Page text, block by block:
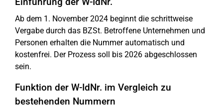
Ab dem 1. November 2024 beginnt die schrittweise
Vergabe durch das BZSt. Betroffene Unternehmen und
Personen erhalten die Nummer automatisch und
kostenfrei. Der Prozess soll bis 2026 abgeschlossen
sein.
Funktion der W-IdNr. im Vergleich zu
bestehenden Nummern